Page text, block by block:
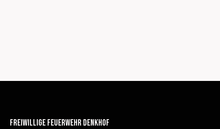
Freiwillige Feuerwehr Denkhof